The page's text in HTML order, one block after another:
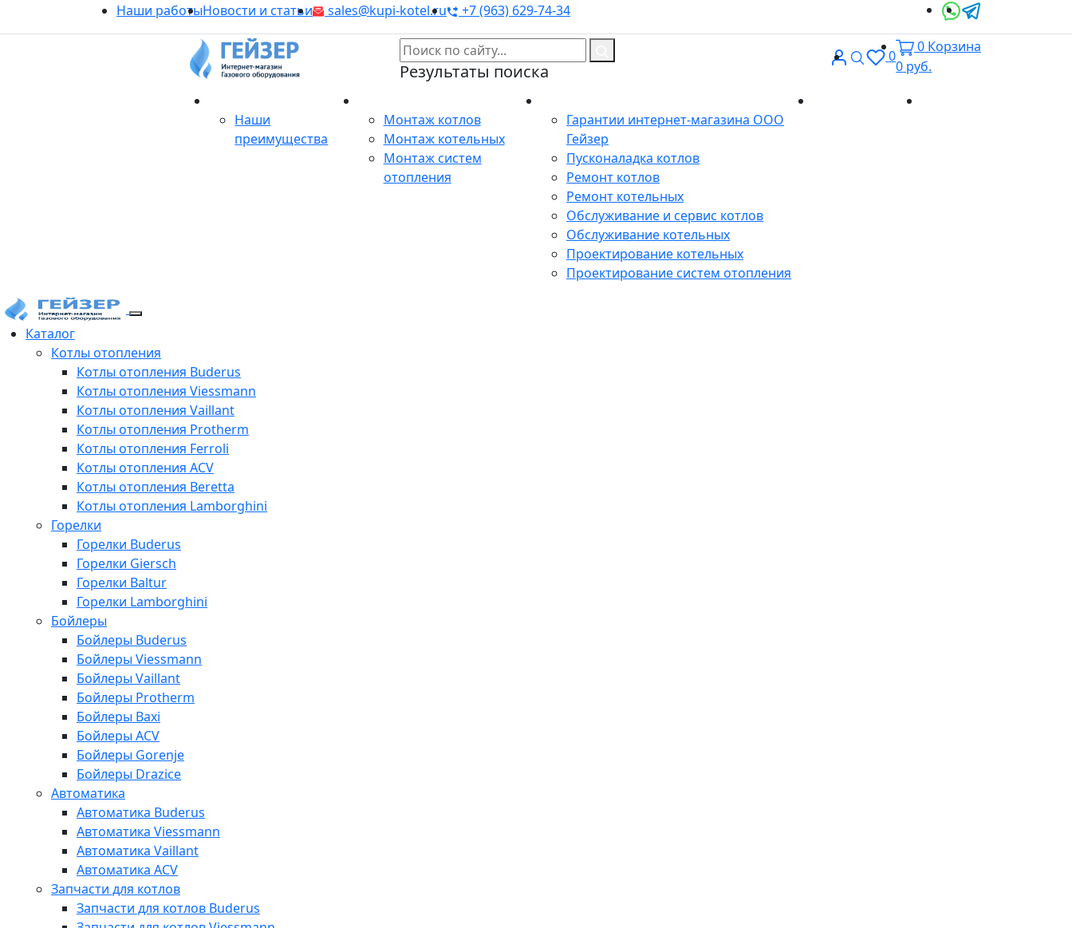
Наши работыНовости и статьи sales@kupi-kotel.ru +7 (963) 629-74-34
Результаты поиска
ВходПоиск
0
0 Корзина
0 руб.
Наши
преимущества
Монтаж котлов
Монтаж котельных
Монтаж систем
отопления
Гарантии интернет-магазина ООО
Гейзер
Пусконаладка котлов
Ремонт котлов
Ремонт котельных
Обслуживание и сервис котлов
Обслуживание котельных
Проектирование котельных
Проектирование систем отопления
Каталог
Котлы отопления
Котлы отопления Buderus
Котлы отопления Viessmann
Котлы отопления Vaillant
Котлы отопления Protherm
Котлы отопления Ferroli
Котлы отопления ACV
Котлы отопления Beretta
Котлы отопления Lamborghini
Горелки
Горелки Buderus
Горелки Giersch
Горелки Baltur
Горелки Lamborghini
Бойлеры
Бойлеры Buderus
Бойлеры Viessmann
Бойлеры Vaillant
Бойлеры Protherm
Бойлеры Baxi
Бойлеры ACV
Бойлеры Gorenje
Бойлеры Drazice
Автоматика
Автоматика Buderus
Автоматика Viessmann
Автоматика Vaillant
Автоматика ACV
Запчасти для котлов
Запчасти для котлов Buderus